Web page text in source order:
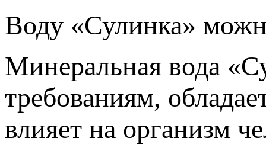
Воду «Сулинка»
Минеральная вода
требованиям,
влияет на организм